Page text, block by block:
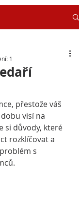
1
přestože váš
visí na
si důvody, které
rozklíčovat a
s